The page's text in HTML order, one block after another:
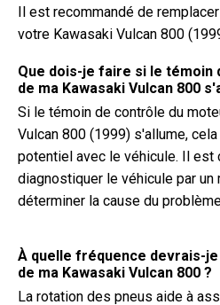
Il est recommandé de
votre Kawasaki Vulcan 800
Que dois-je faire si le témoin
de ma Kawasaki Vulcan 800
Si le témoin de contrôle du
Vulcan 800 (1999) s'allume,
potentiel avec le véhicule. Il
diagnostiquer le véhicule par
déterminer la cause du
À quelle fréquence devrais-
de ma Kawasaki Vulcan 800 ?
La rotation des pneus aide à